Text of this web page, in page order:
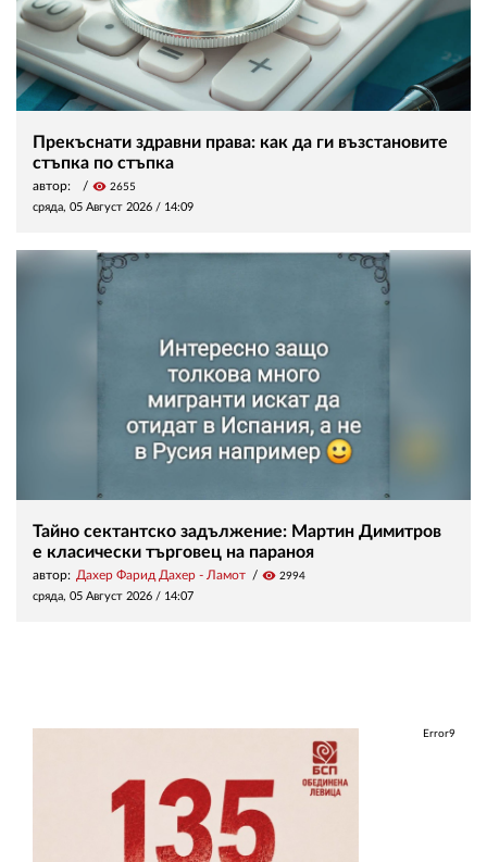
Прекъснати здравни права: как да ги възстановите
стъпка по стъпка
автор: visibility 2655
сряда, 05 Август 2026 / 14:09
Тайно сектантско задължение: Мартин Димитров
е класически търговец на параноя
автор: Дахер Фарид Дахер - Ламот visibility 2994
сряда, 05 Август 2026 / 14:07
Error9